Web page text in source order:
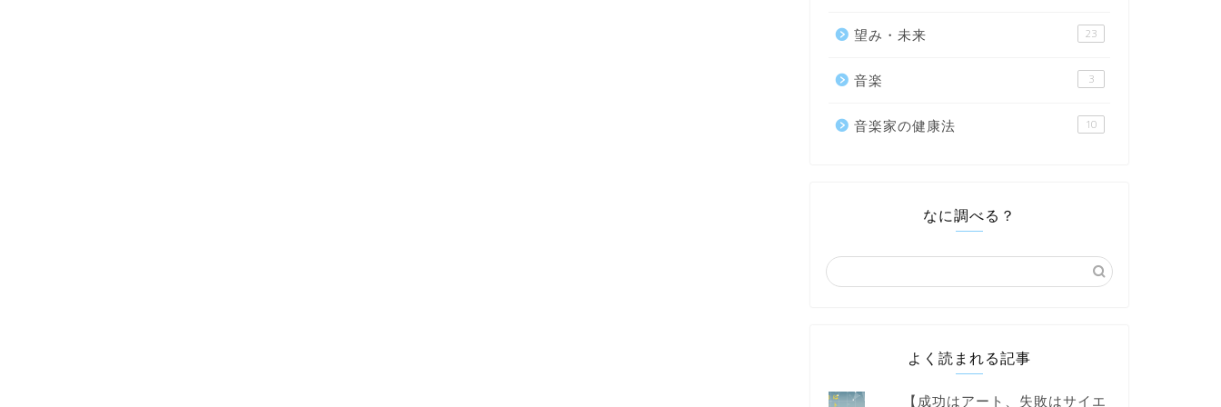
望み・未来 23
音楽 3
音楽家の健康法 10
なに調べる？
よく読まれる記事
【成功はアート、失敗はサイエ